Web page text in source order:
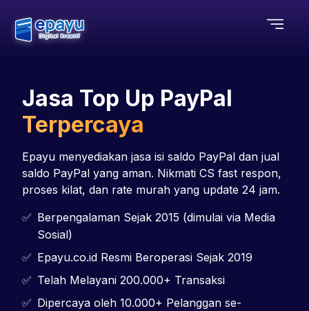
Jasa Top Up PayPal
Terpercaya
Epayu menyediakan jasa isi saldo PayPal dan jual
saldo PayPal yang aman. Nikmati CS fast respon,
proses kilat, dan rate murah yang update 24 jam.
Berpengalaman Sejak 2015 (dimulai via Media
Sosial)
Epayu.co.id Resmi Beroperasi Sejak 2019
Telah Melayani 200.000+ Transaksi
Dipercaya oleh 10.000+ Pelanggan se-